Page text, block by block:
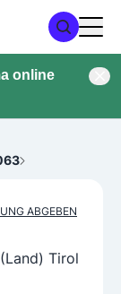
online
ABGEBEN
Tirol